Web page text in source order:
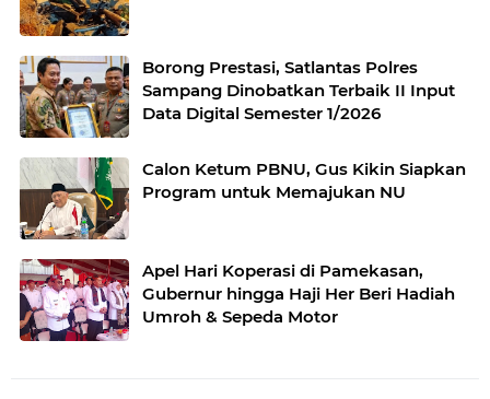
Borong Prestasi, Satlantas Polres
Sampang Dinobatkan Terbaik II Input
Data Digital Semester 1/2026
Calon Ketum PBNU, Gus Kikin Siapkan
Program untuk Memajukan NU
Apel Hari Koperasi di Pamekasan,
Gubernur hingga Haji Her Beri Hadiah
Umroh & Sepeda Motor